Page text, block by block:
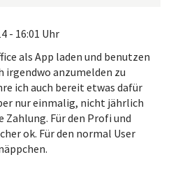
- 16:01 Uhr
als App laden und benutzen
irgendwo anzumelden zu
ich auch bereit etwas dafür
nur einmalig, nicht jährlich
Zahlung. Für den Profi und
ok. Für den normal User